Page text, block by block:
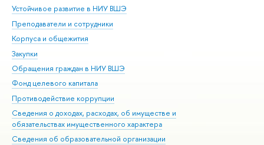
Устойчивое развитие в НИУ ВШЭ
Преподаватели и сотрудники
Корпуса и общежития
Закупки
Обращения граждан в НИУ ВШЭ
Фонд целевого капитала
Противодействие коррупции
Сведения о доходах, расходах, об имуществе и
обязательствах имущественного характера
Сведения об образовательной организации